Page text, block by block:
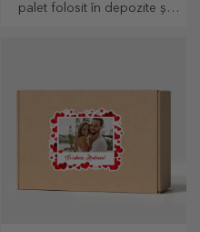
palet folosit în depozite și